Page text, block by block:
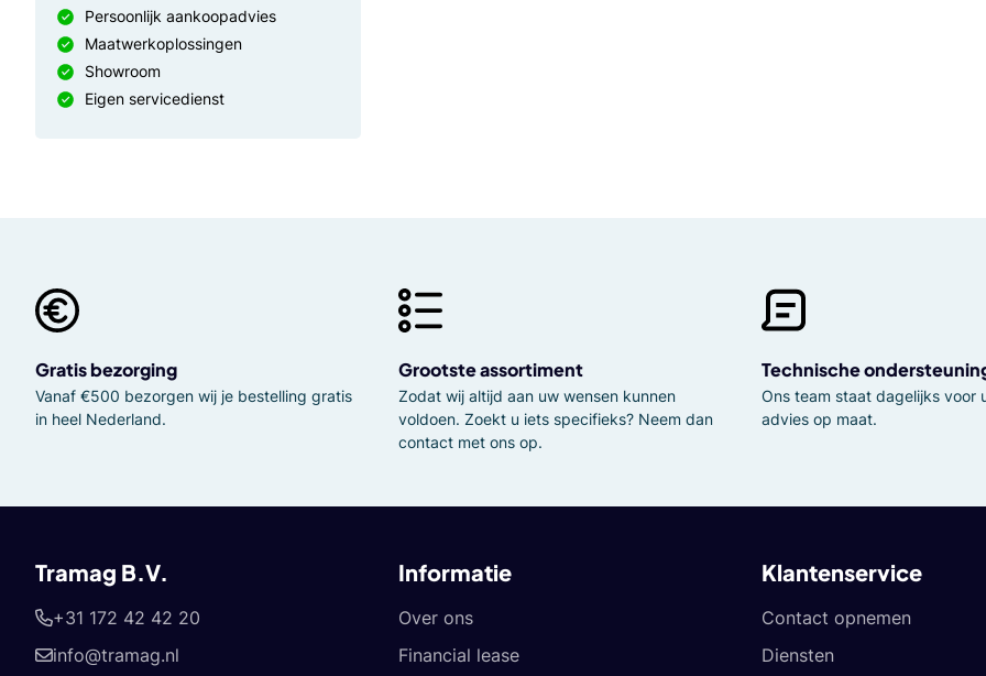
Persoonlijk aankoopadvies
Maatwerkoplossingen
Showroom
Eigen servicedienst
Gratis bezorging
Vanaf €500 bezorgen wij je bestelling gratis
in heel Nederland.
Grootste assortiment
Zodat wij altijd aan uw wensen kunnen
voldoen. Zoekt u iets specifieks? Neem dan
contact met ons op.
Technische
Ons team staat dagelijks voor
advies op maat.
Tramag B.V.
+31 172 42 42 20
info@tramag.nl
Informatie
Over ons
Financial lease
Klantenservice
Contact opnemen
Diensten